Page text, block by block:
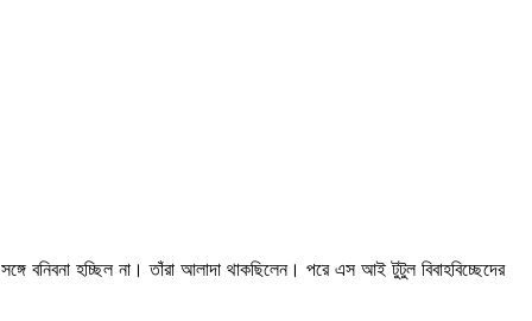
বনিবনা হচ্ছিল না। তাঁরা আলাদা থাকছিলেন। পরে এস আই টুটুল বিবাহবিচ্ছেদের